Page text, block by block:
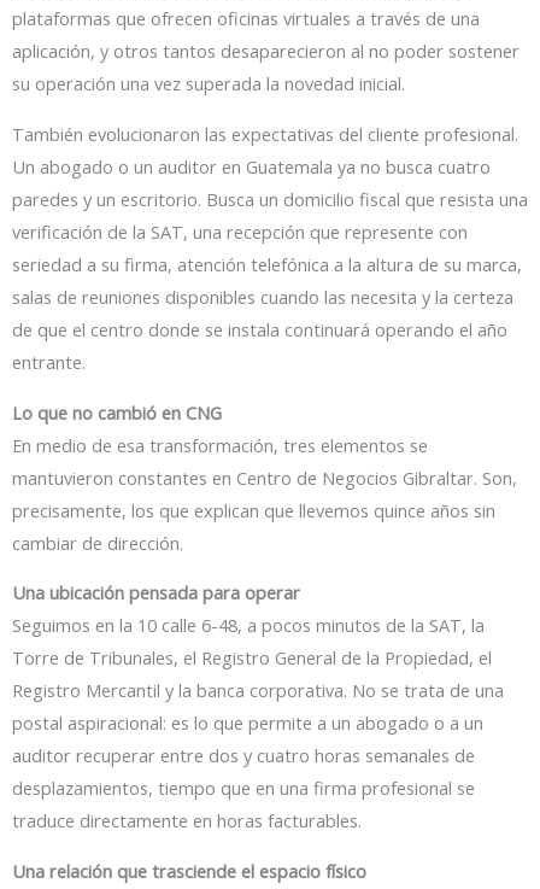
plataformas que ofrecen oficinas virtuales a través de una
aplicación, y otros tantos desaparecieron al no poder sostener
su operación una vez superada la novedad inicial.
También evolucionaron las expectativas del cliente profesional.
Un abogado o un auditor en Guatemala ya no busca cuatro
paredes y un escritorio. Busca un domicilio fiscal que resista una
verificación de la SAT, una recepción que represente con
seriedad a su firma, atención telefónica a la altura de su marca,
salas de reuniones disponibles cuando las necesita y la certeza
de que el centro donde se instala continuará operando el año
entrante.
Lo que no cambió en CNG
En medio de esa transformación, tres elementos se
mantuvieron constantes en Centro de Negocios Gibraltar. Son,
precisamente, los que explican que llevemos quince años sin
cambiar de dirección.
Una ubicación pensada para operar
Seguimos en la 10 calle 6-48, a pocos minutos de la SAT, la
Torre de Tribunales, el Registro General de la Propiedad, el
Registro Mercantil y la banca corporativa. No se trata de una
postal aspiracional: es lo que permite a un abogado o a un
auditor recuperar entre dos y cuatro horas semanales de
desplazamientos, tiempo que en una firma profesional se
traduce directamente en horas facturables.
Una relación que trasciende el espacio físico